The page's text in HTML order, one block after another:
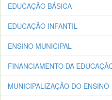
EDUCAÇÃO BÁSICA
EDUCAÇÃO INFANTIL
ENSINO MUNICIPAL
FINANCIAMENTO DA
MUNICIPALIZAÇÃO DO ENSINO